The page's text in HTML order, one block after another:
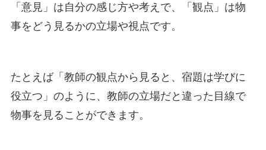
「意見」は自分の感じ方や考えで、「観点」は物
事をどう見るかの立場や視点です。
たとえば「教師の観点から見ると、宿題は学びに
役立つ」のように、教師の立場だと違った目線で
物事を見ることができます。